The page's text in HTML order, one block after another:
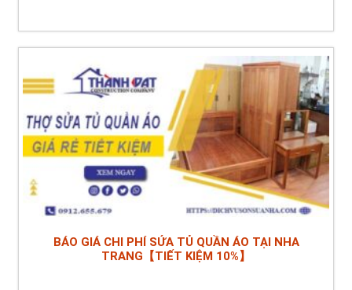
BÁO GIÁ CHI PHÍ SỬA TỦ QUẦN ÁO TẠI NHA
TRANG【TIẾT KIỆM 10%】